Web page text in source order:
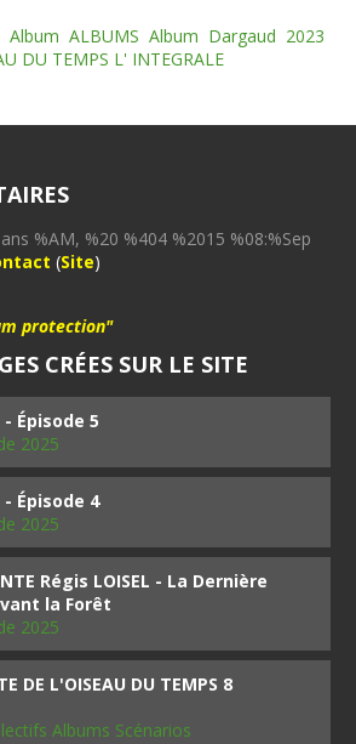
Album ALBUMS Album Dargaud 2023
DU TEMPS L' INTEGRALE
%AM, %20 %404 %2015 %08:%Sep
(Site)
protection"
CRÉES SUR LE SITE
Épisode 5
2025
Épisode 4
2025
Régis LOISEL - La Dernière
la Forêt
2025
DE L'OISEAU DU TEMPS 8
Albums Scénarios